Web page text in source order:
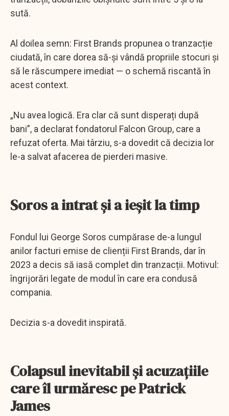
sută.
Al doilea semn: First Brands propunea o tranzacție
ciudată, în care dorea să-și vândă propriile stocuri și
să le răscumpere imediat — o schemă riscantă în
acest context.
„Nu avea logică. Era clar că sunt disperați după
bani”, a declarat fondatorul Falcon Group, care a
refuzat oferta. Mai târziu, s-a dovedit că decizia lor
le-a salvat afacerea de pierderi masive.
Soros a intrat și a ieșit la timp
Fondul lui George Soros cumpărase de-a lungul
anilor facturi emise de clienții First Brands, dar în
2023 a decis să iasă complet din tranzacții. Motivul:
îngrijorări legate de modul în care era condusă
compania.
Decizia s-a dovedit inspirată.
Colapsul inevitabil și acuzațiile
care îl urmăresc pe Patrick
James